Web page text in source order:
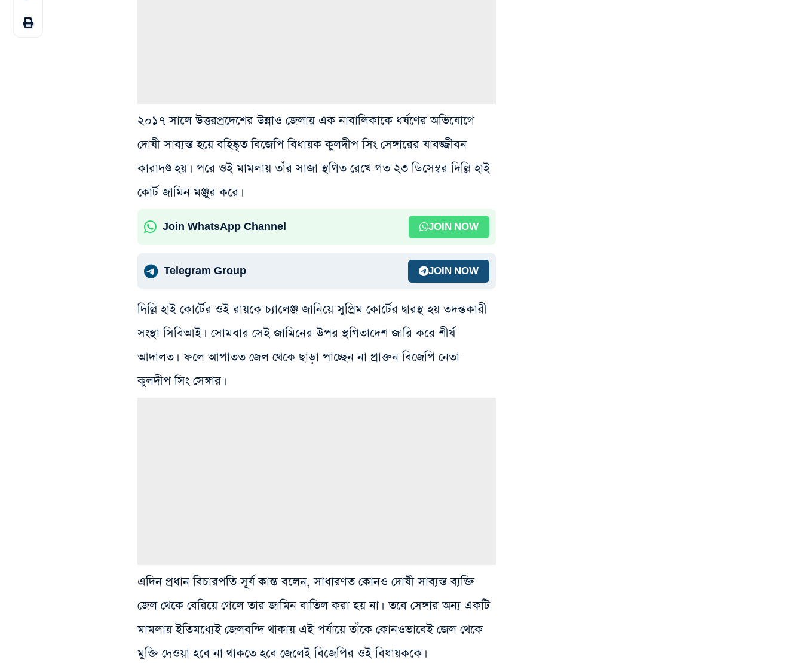
২০১৭ সালে উত্তরপ্রদেশের উন্নাও জেলায় এক নাবালিকাকে ধর্ষণের অভিযোগে
দোষী সাব্যস্ত হয়ে বহিষ্কৃত বিজেপি বিধায়ক কুলদীপ সিং সেঙ্গারের যাবজ্জীবন
কারাদণ্ড হয়। পরে ওই মামলায় তাঁর সাজা স্থগিত রেখে গত ২৩ ডিসেম্বর দিল্লি হাই
কোর্ট জামিন মঞ্জুর করে।
Join WhatsApp Channel JOIN NOW
Telegram Group JOIN NOW
দিল্লি হাই কোর্টের ওই রায়কে চ্যালেঞ্জ জানিয়ে সুপ্রিম কোর্টের দ্বারস্থ হয় তদন্তকারী
সংস্থা সিবিআই। সোমবার সেই জামিনের উপর স্থগিতাদেশ জারি করে শীর্ষ
আদালত। ফলে আপাতত জেল থেকে ছাড়া পাচ্ছেন না প্রাক্তন বিজেপি নেতা
কুলদীপ সিং সেঙ্গার।
এদিন প্রধান বিচারপতি সূর্য কান্ত বলেন, সাধারণত কোনও দোষী সাব্যস্ত ব্যক্তি
জেল থেকে বেরিয়ে গেলে তার জামিন বাতিল করা হয় না। তবে সেঙ্গার অন্য একটি
মামলায় ইতিমধ্যেই জেলবন্দি থাকায় এই পর্যায়ে তাঁকে কোনওভাবেই জেল থেকে
মুক্তি দেওয়া হবে না থাকতে হবে জেলেই বিজেপির ওই বিধায়ককে।